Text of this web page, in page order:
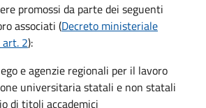
promossi da parte dei seguenti
associati (Decreto ministeriale
2):
e agenzie regionali per il lavoro
universitaria statali e non statali
di titoli accademici